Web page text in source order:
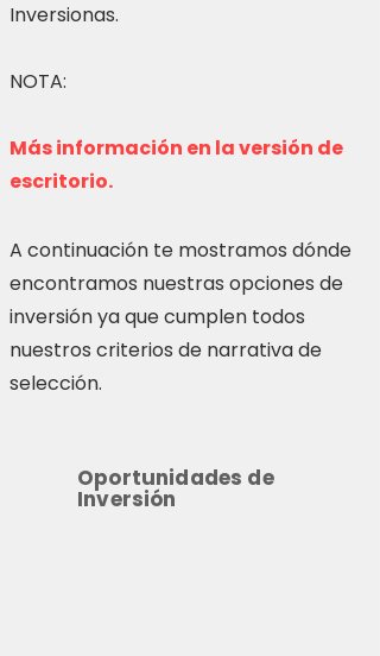
Inversionas.
NOTA:
Más información en la versión de
escritorio.
A continuación te mostramos dónde
encontramos nuestras opciones de
inversión ya que cumplen todos
nuestros criterios de narrativa de
selección.
Oportunidades de
Inversión